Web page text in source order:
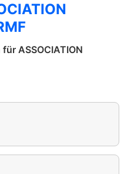
ASSOCIATION